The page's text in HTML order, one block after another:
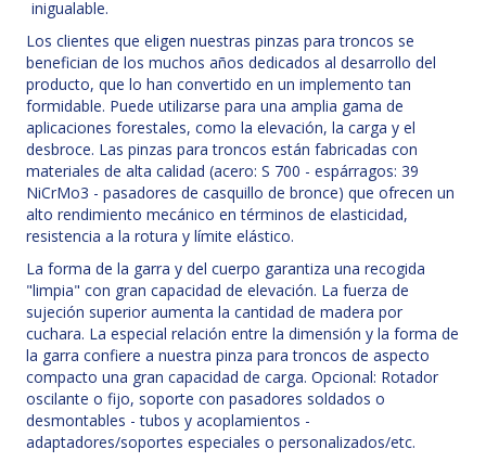
inigualable.
Los clientes que eligen nuestras pinzas para troncos se
benefician de los muchos años dedicados al desarrollo del
producto, que lo han convertido en un implemento tan
formidable. Puede utilizarse para una amplia gama de
aplicaciones forestales, como la elevación, la carga y el
desbroce. Las pinzas para troncos están fabricadas con
materiales de alta calidad (acero: S 700 - espárragos: 39
NiCrMo3 - pasadores de casquillo de bronce) que ofrecen un
alto rendimiento mecánico en términos de elasticidad,
resistencia a la rotura y límite elástico.
La forma de la garra y del cuerpo garantiza una recogida
"limpia" con gran capacidad de elevación. La fuerza de
sujeción superior aumenta la cantidad de madera por
cuchara. La especial relación entre la dimensión y la forma de
la garra confiere a nuestra pinza para troncos de aspecto
compacto una gran capacidad de carga. Opcional: Rotador
oscilante o fijo, soporte con pasadores soldados o
desmontables - tubos y acoplamientos -
adaptadores/soportes especiales o personalizados/etc.